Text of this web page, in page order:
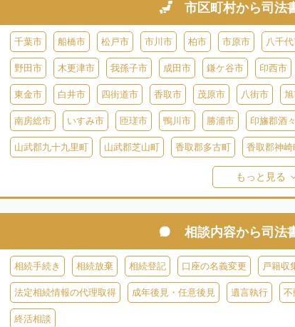
市区町村から司法
千葉市 船橋市 松戸市 市川市 柏市 市原市 八千
野田市 木更津市 我孫子市 成田市 鎌ケ谷市 印西市
東金市 白井市 四街道市 香取市 茂原市 八街市
南房総市 いすみ市 匝瑳市 鴨川市 勝浦市 印旛郡酒
山武郡九十九里町 山武郡芝山町 香取郡多古町 香取郡神崎
長生郡睦沢町
安房郡鋸南町
もっと見る
相談内容から司法
相続手続き 相続放棄 相続登記 口座の名義変更 戸籍収
法定相続情報の代理取得 成年後見・任意後見 遺言執行 不
終活相談